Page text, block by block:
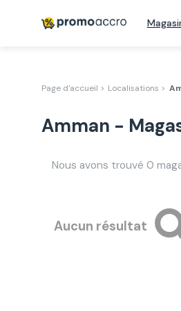
Page d'accueil > Localisations >
Amman -
Nous avons trouvé 0
Aucun résultat